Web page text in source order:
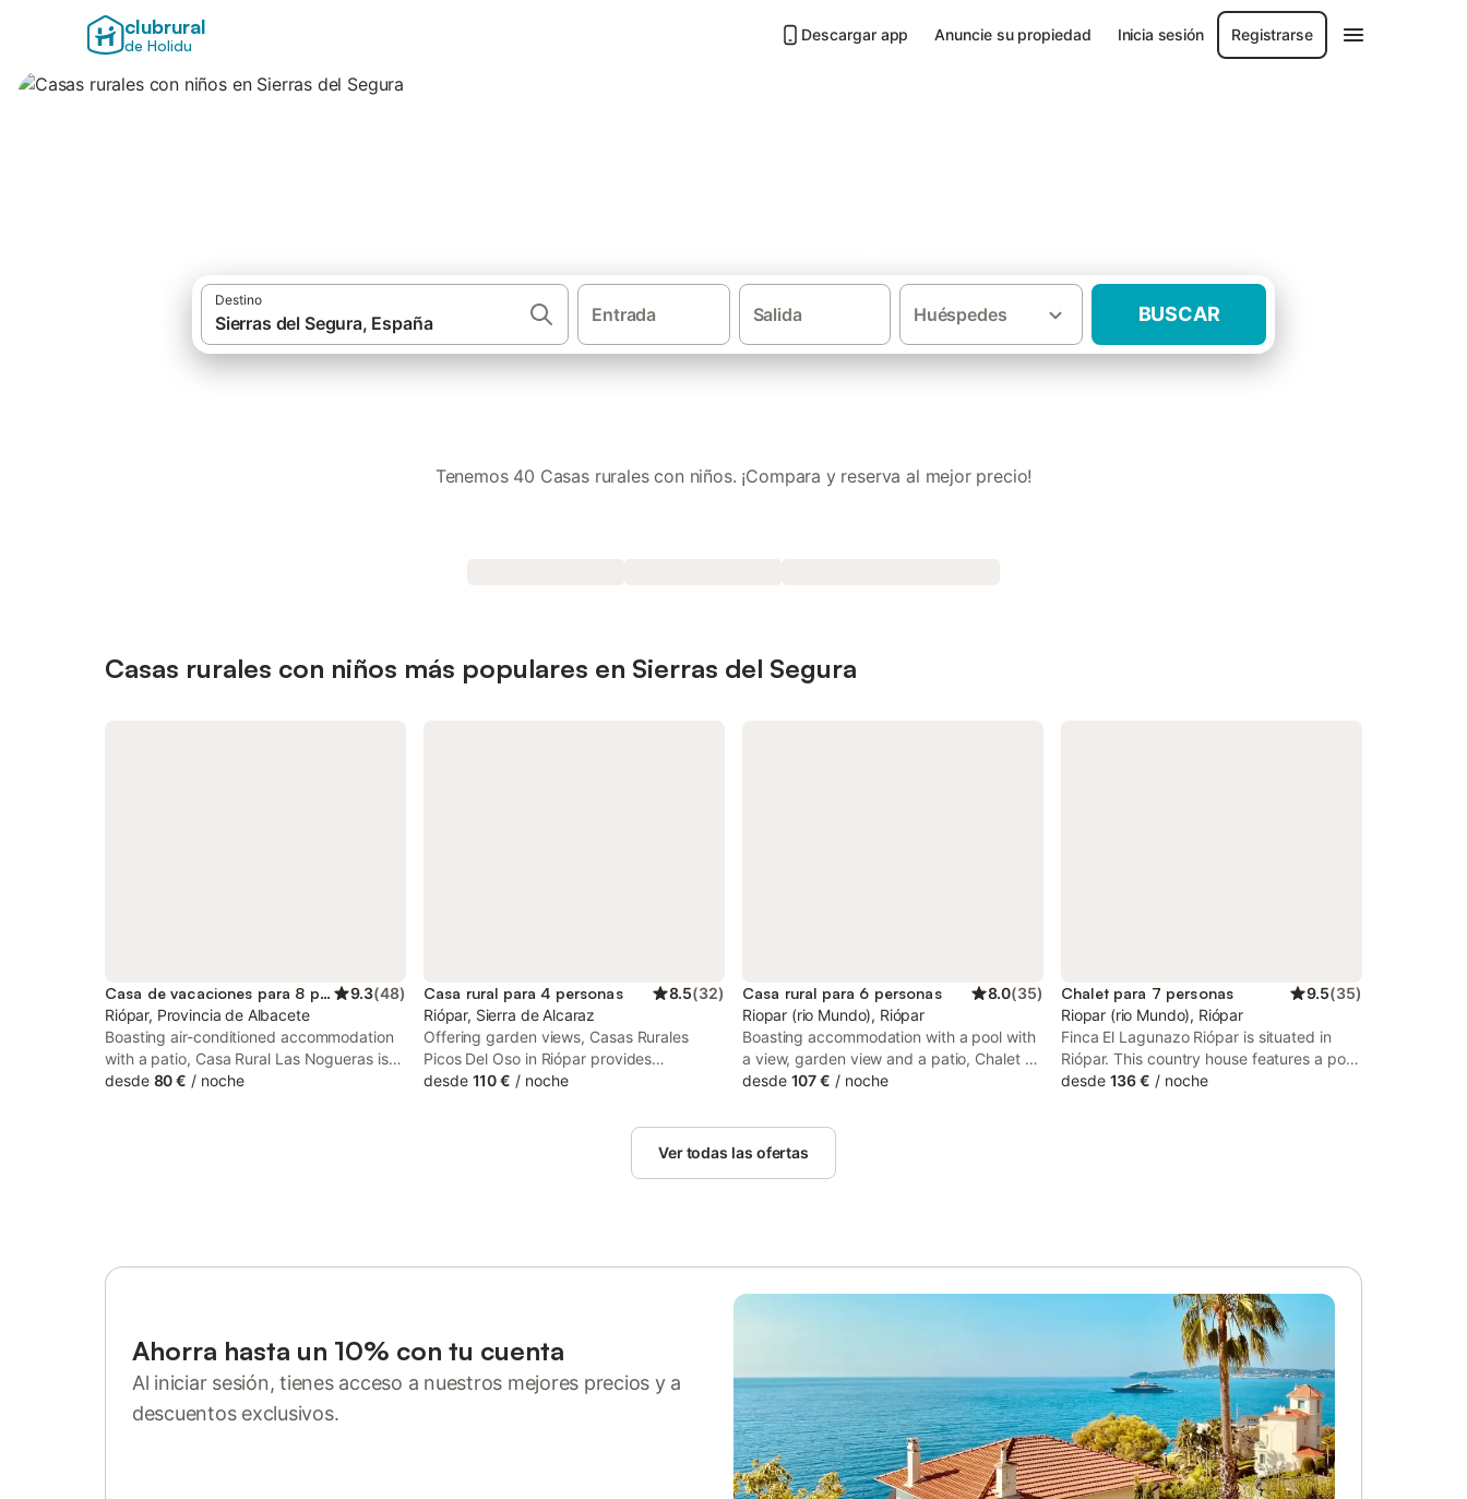
clubrural
de Holidu
Descargar app Anuncie su propiedad Inicia sesión Registrarse
Destino
Entrada Salida Huéspedes BUSCAR
Tenemos 40 Casas rurales con niños. ¡Compara y reserva al mejor precio!
Casas rurales con niños más populares en Sierras del Segura
Casa de vacaciones para 8 personas 9.3(48)
Riópar, Provincia de Albacete
Boasting air-conditioned accommodation
with a patio, Casa Rural Las Nogueras is
set in Arroyofrío. The property has garden
desde 80 € / noche
Casa rural para 4 personas 8.5(32)
Riópar, Sierra de Alcaraz
Offering garden views, Casas Rurales
Picos Del Oso in Riópar provides
accommodation, an open-air bath, a bar
entrance at the country house for the
desde 110 € / noche
Casa rural para 6 personas 8.0(35)
Riopar (rio Mundo), Riópar
Boasting accommodation with a pool with
a view, garden view and a patio, Chalet de
Montaña Parque Natural Calar Río Mundo
free WiFi and parking on-site are
accessible at the chalet free of charge.
desde 107 € / noche
Chalet para 7 personas 9.5(35)
Riopar (rio Mundo), Riópar
Finca El Lagunazo Riópar is situated in
Riópar. This country house features a pool
with a view, a garden, barbecue facilities,
desde 136 € / noche
Ver todas las ofertas
Ahorra hasta un 10% con tu cuenta
Al iniciar sesión, tienes acceso a nuestros mejores precios y a
descuentos exclusivos.